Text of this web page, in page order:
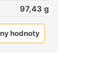
97,43 g
hodnoty